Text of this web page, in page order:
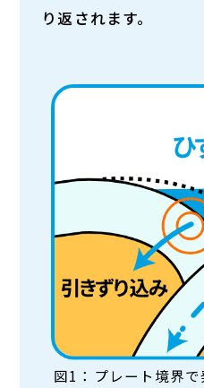
り返されます。
図1：プレート境界